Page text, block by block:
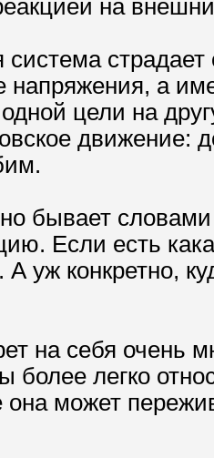
на
напряжения, а
цели на
движение:
бывает
Если есть
уж конкретно,
на себя очень
легко
может